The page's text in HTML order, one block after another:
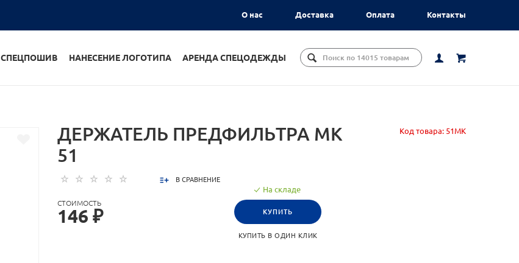
О нас Доставка Оплата Контакты
СПЕЦПОШИВ НАНЕСЕНИЕ ЛОГОТИПА АРЕНДА СПЕЦОДЕЖДЫ
Код товара: 51МК
ДЕРЖАТЕЛЬ ПРЕДФИЛЬТРА МК
51
В СРАВНЕНИЕ
СТОИМОСТЬ
146 ₽
На складе
КУПИТЬ
КУПИТЬ В ОДИН КЛИК